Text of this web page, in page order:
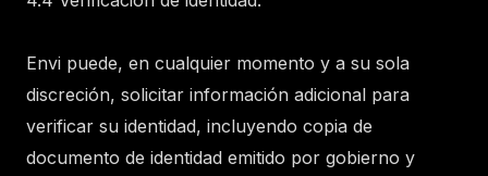
Envi puede, en cualquier momento y a su sola
discreción, solicitar información adicional para
verificar su identidad, incluyendo copia de
documento de identidad emitido por gobierno y